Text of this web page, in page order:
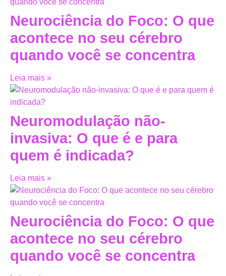
Neurociência do Foco: O que
acontece no seu cérebro
quando você se concentra
Leia mais »
Neuromodulação não-
invasiva: O que é e para
quem é indicada?
Leia mais »
Neurociência do Foco: O que
acontece no seu cérebro
quando você se concentra